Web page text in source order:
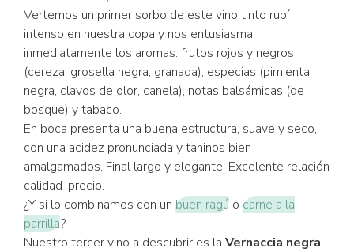
Vertemos un primer sorbo de este vino tinto rubí
intenso en nuestra copa y nos entusiasma
inmediatamente los aromas: frutos rojos y negros
(cereza, grosella negra, granada), especias (pimienta
negra, clavos de olor, canela), notas balsámicas (de
bosque) y tabaco.
En boca presenta una buena estructura, suave y seco,
con una acidez pronunciada y taninos bien
amalgamados. Final largo y elegante. Excelente relación
calidad-precio.
¿Y si lo combinamos con un buen ragú o carne a la
parrilla?
Nuestro tercer vino a descubrir es la Vernaccia negra